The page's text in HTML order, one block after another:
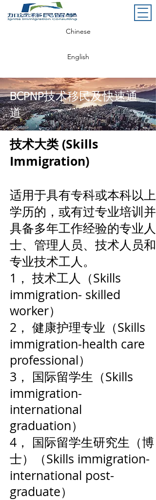
Chinese
English
技术大类 (Skills
Immigration)
适用于具有专科或本科以上
学历的，或有过专业培训并
具备多年工作经验的专业人
士、管理人员、技术人员和
专业技术工人。
1， 技术工人（Skills
immigration- skilled
worker）
2， 健康护理专业（Skills
immigration-health care
professional）
3， 国际留学生（Skills
immigration-
international
graduation）
4， 国际留学生研究生（博
士）（Skills immigration-
international post-
graduate）
BCPNP技术移民及快速通
道